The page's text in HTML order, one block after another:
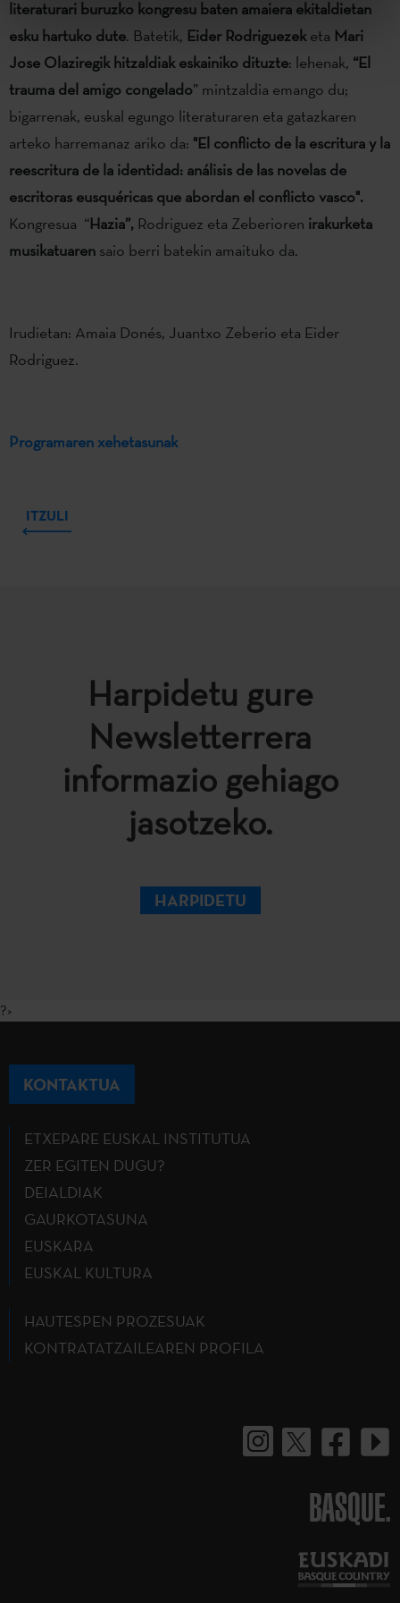
literaturari buruzko kongresu baten amaiera ekitaldietan
esku hartuko dute. Batetik, Eider Rodriguezeketa Mari
Jose Olaziregik hitzaldiak eskainiko dituzte: lehenak, “El
trauma del amigo congelado” mintzaldia emango du;
bigarrenak, euskal egungo literaturaren eta gatazkaren
arteko harremanaz ariko da: "El conflicto de la escritura y la
reescritura de la identidad: análisis de las novelas de
escritoras eusquéricas que abordan el conflicto vasco".
Kongresua “Hazia”, Rodriguez eta Zeberioren irakurketa
musikatuaren saio berri batekin amaituko da.
Irudietan: Amaia Donés, Juantxo Zeberio eta Eider
Rodriguez.
Programaren xehetasunak
ITZULI
Harpidetu gure
Newsletterrera
informazio gehiago
jasotzeko.
HARPIDETU
?>
KONTAKTUA
ETXEPARE EUSKAL INSTITUTUA
ZER EGITEN DUGU?
DEIALDIAK
GAURKOTASUNA
EUSKARA
EUSKAL KULTURA
HAUTESPEN PROZESUAK
KONTRATATZAILEAREN PROFILA
BASQUE.